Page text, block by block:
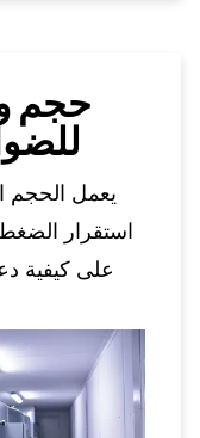
حجم
يعمل الحجم
استقرار
على كيفية